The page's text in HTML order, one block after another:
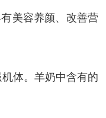
美容养颜、改善营
体。羊奶中含有的